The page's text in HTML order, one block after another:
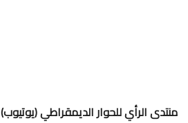
منتدى الرأي للحوار الديمقراطي (يوتيوب)